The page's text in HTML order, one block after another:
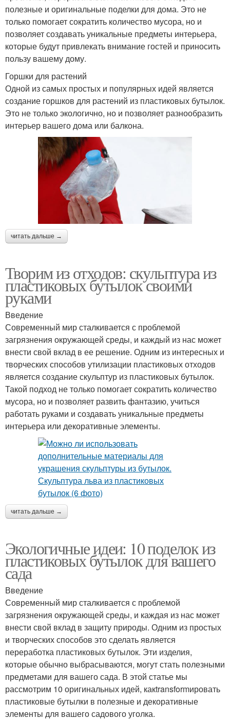
полезные и оригинальные поделки для дома. Это не
только помогает сократить количество мусора, но и
позволяет создавать уникальные предметы интерьера,
которые будут привлекать внимание гостей и приносить
пользу вашему дому.
Горшки для растений
Одной из самых простых и популярных идей является
создание горшков для растений из пластиковых бутылок.
Это не только экологично, но и позволяет разнообразить
интерьер вашего дома или балкона.
читать дальше →
Творим из отходов: скульптура из
пластиковых бутылок своими
руками
Введение
Современный мир сталкивается с проблемой
загрязнения окружающей среды, и каждый из нас может
внести свой вклад в ее решение. Одним из интересных и
творческих способов утилизации пластиковых отходов
является создание скульптур из пластиковых бутылок.
Такой подход не только помогает сократить количество
мусора, но и позволяет развить фантазию, учиться
работать руками и создавать уникальные предметы
интерьера или декоративные элементы.
читать дальше →
Экологичные идеи: 10 поделок из
пластиковых бутылок для вашего
сада
Введение
Современный мир сталкивается с проблемой
загрязнения окружающей среды, и каждая из нас может
внести свой вклад в защиту природы. Одним из простых
и творческих способов это сделать является
переработка пластиковых бутылок. Эти изделия,
которые обычно выбрасываются, могут стать полезными
предметами для вашего сада. В этой статье мы
рассмотрим 10 оригинальных идей, какtransformировать
пластиковые бутылки в полезные и декоративные
элементы для вашего садового уголка.